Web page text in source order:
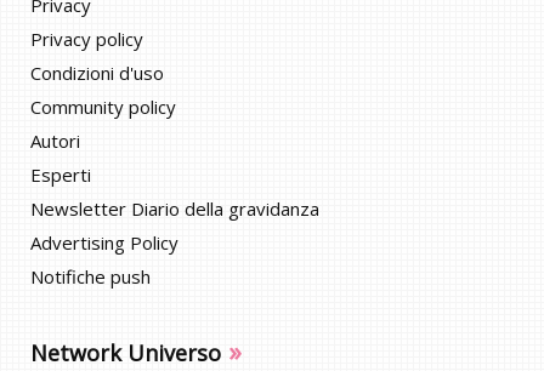
Privacy
Privacy policy
Condizioni d'uso
Community policy
Autori
Esperti
Newsletter Diario della gravidanza
Advertising Policy
Notifiche push
Network Universo »